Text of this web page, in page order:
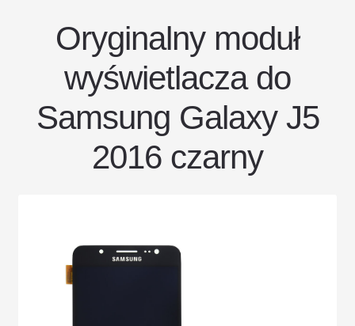
Oryginalny moduł
wyświetlacza do
Samsung Galaxy J5
2016 czarny